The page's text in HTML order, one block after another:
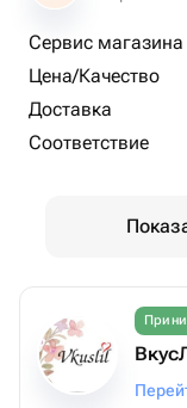
Сервис магазина
Цена/Качество
Доставка
Соответствие